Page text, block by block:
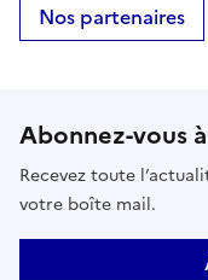
Nos partenaires
Abonnez-vous
Recevez toute
votre boîte mail.